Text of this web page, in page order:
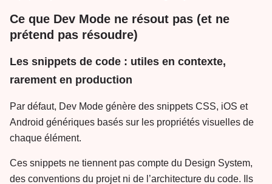
Ce que Dev Mode ne résout pas (et ne
prétend pas résoudre)
Les snippets de code : utiles en contexte,
rarement en production
Par défaut, Dev Mode génère des snippets CSS, iOS et
Android génériques basés sur les propriétés visuelles de
chaque élément.
Ces snippets ne tiennent pas compte du Design System,
des conventions du projet ni de l’architecture du code. Ils